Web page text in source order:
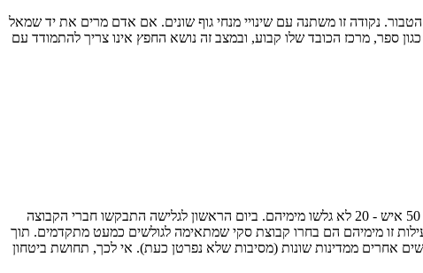
נקודה זו משתנה עם שינויי מנחי גוף שונים. אם אדם מרים את יד שמאל
ספר, מרכז הכובד שלו קבוע, ובמצב זה נושא החפץ אינו צריך להתמודד עם
במקרה זה נביא דוגמה שכיחה את קבוצת הסקי הגדולה שיצאה מתל אביב בחודש דצמבר 2015 לגלוש באחד מהאתרים המובילים בשוויץ. מתוך כ- 50 איש - 20 לא גלשו מימיהם. ביום הראשון לגלישה התבקשו חברי הקבוצה
בביצוע הסקי ולמרות שלא עשו פעילות זו מימיהם הם בחרו קבוצת סקי שמתאימה לגולשים כמעט מתקדמים. תוך
גולשים אחרים ממדינות שונות (מסיבות שלא נפרטן כעת). אי לכך, תחושת ביטחון